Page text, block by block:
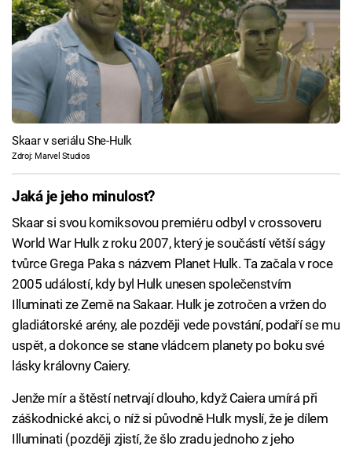
Skaar v seriálu She-Hulk
Zdroj: Marvel Studios
Jaká je jeho minulost?
Skaar si svou komiksovou premiéru odbyl v crossoveru
World War Hulk z roku 2007, který je součástí větší ságy
tvůrce Grega Paka s názvem Planet Hulk. Ta začala v roce
2005 událostí, kdy byl Hulk unesen společenstvím
Illuminati ze Země na Sakaar. Hulk je zotročen a vržen do
gladiátorské arény, ale později vede povstání, podaří se mu
uspět, a dokonce se stane vládcem planety po boku své
lásky královny Caiery.
Jenže mír a štěstí netrvají dlouho, když Caiera umírá při
záškodnické akci, o níž si původně Hulk myslí, že je dílem
Illuminati (později zjistí, že šlo zradu jednoho z jeho